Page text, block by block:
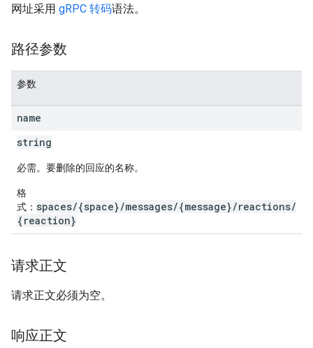
网址采用 gRPC 转码语法。
路径参数
参数
name
string
必需。要删除的回应的名称。
格
式： spaces/{space}/messages/{message}/reactions/
{reaction}
请求正文
请求正文必须为空。
响应正文